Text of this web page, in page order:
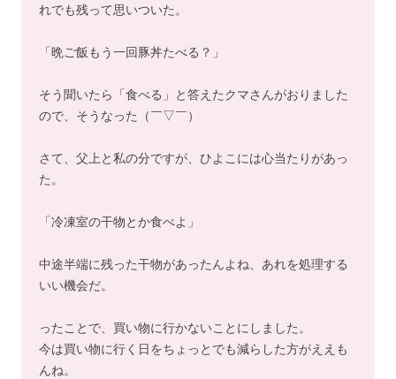
れでも残って思いついた。
「晩ご飯もう一回豚丼たべる？」
そう聞いたら「食べる」と答えたクマさんがおりました
ので、そうなった（￣▽￣）
さて、父上と私の分ですが、ひよこには心当たりがあっ
た。
「冷凍室の干物とか食べよ」
中途半端に残った干物があったんよね、あれを処理する
いい機会だ。
ったことで、買い物に行かないことにしました。
今は買い物に行く日をちょっとでも減らした方がええも
んね。